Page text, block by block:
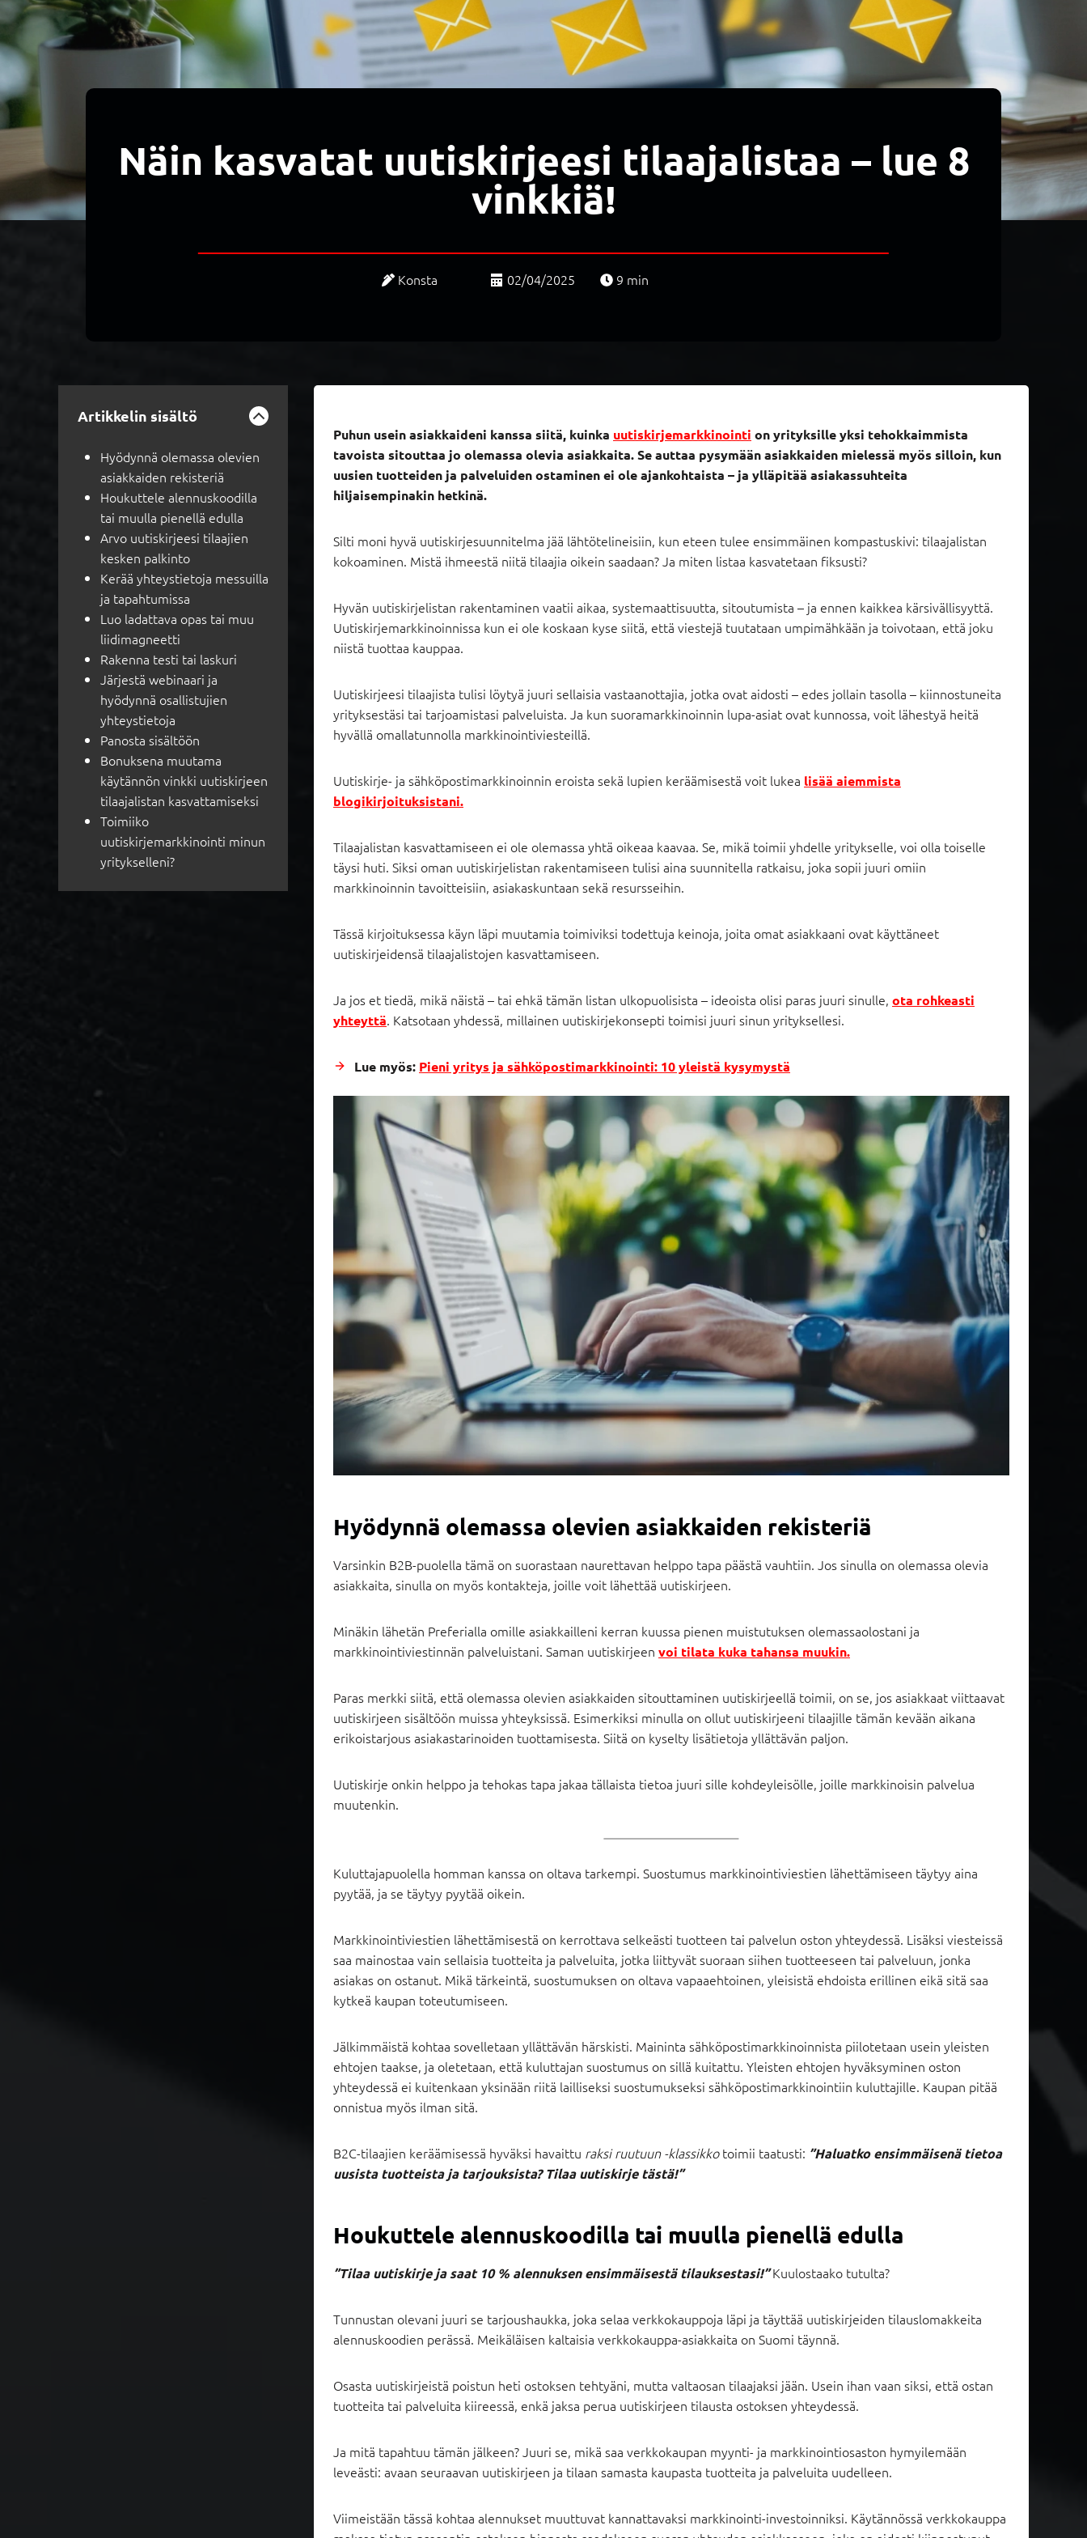
Näin kasvatat uutiskirjeesi tilaajalistaa – lue 8
vinkkiä!
Konsta 02/04/2025 9 min
Artikkelin sisältö
Hyödynnä olemassa olevien
asiakkaiden rekisteriä
Houkuttele alennuskoodilla
tai muulla pienellä edulla
Arvo uutiskirjeesi tilaajien
kesken palkinto
Kerää yhteystietoja messuilla
ja tapahtumissa
Luo ladattava opas tai muu
liidimagneetti
Rakenna testi tai laskuri
Järjestä webinaari ja
hyödynnä osallistujien
yhteystietoja
Panosta sisältöön
Bonuksena muutama
käytännön vinkki uutiskirjeen
tilaajalistan kasvattamiseksi
Toimiiko
uutiskirjemarkkinointi minun
yritykselleni?
Puhun usein asiakkaideni kanssa siitä, kuinka uutiskirjemarkkinointi on yrityksille yksi tehokkaimmista
tavoista sitouttaa jo olemassa olevia asiakkaita. Se auttaa pysymään asiakkaiden mielessä myös silloin, kun
uusien tuotteiden ja palveluiden ostaminen ei ole ajankohtaista – ja ylläpitää asiakassuhteita
hiljaisempinakin hetkinä.
Silti moni hyvä uutiskirjesuunnitelma jää lähtötelineisiin, kun eteen tulee ensimmäinen kompastuskivi: tilaajalistan
kokoaminen. Mistä ihmeestä niitä tilaajia oikein saadaan? Ja miten listaa kasvatetaan fiksusti?
Hyvän uutiskirjelistan rakentaminen vaatii aikaa, systemaattisuutta, sitoutumista – ja ennen kaikkea kärsivällisyyttä.
Uutiskirjemarkkinoinnissa kun ei ole koskaan kyse siitä, että viestejä tuutataan umpimähkään ja toivotaan, että joku
niistä tuottaa kauppaa.
Uutiskirjeesi tilaajista tulisi löytyä juuri sellaisia vastaanottajia, jotka ovat aidosti – edes jollain tasolla – kiinnostuneita
yrityksestäsi tai tarjoamistasi palveluista. Ja kun suoramarkkinoinnin lupa-asiat ovat kunnossa, voit lähestyä heitä
hyvällä omallatunnolla markkinointiviesteillä.
Uutiskirje- ja sähköpostimarkkinoinnin eroista sekä lupien keräämisestä voit lukea lisää aiemmista
blogikirjoituksistani.
Tilaajalistan kasvattamiseen ei ole olemassa yhtä oikeaa kaavaa. Se, mikä toimii yhdelle yritykselle, voi olla toiselle
täysi huti. Siksi oman uutiskirjelistan rakentamiseen tulisi aina suunnitella ratkaisu, joka sopii juuri omiin
markkinoinnin tavoitteisiin, asiakaskuntaan sekä resursseihin.
Tässä kirjoituksessa käyn läpi muutamia toimiviksi todettuja keinoja, joita omat asiakkaani ovat käyttäneet
uutiskirjeidensä tilaajalistojen kasvattamiseen.
Ja jos et tiedä, mikä näistä – tai ehkä tämän listan ulkopuolisista – ideoista olisi paras juuri sinulle, ota rohkeasti
yhteyttä. Katsotaan yhdessä, millainen uutiskirjekonsepti toimisi juuri sinun yrityksellesi.
Lue myös: Pieni yritys ja sähköpostimarkkinointi: 10 yleistä kysymystä
Hyödynnä olemassa olevien asiakkaiden rekisteriä
Varsinkin B2B-puolella tämä on suorastaan naurettavan helppo tapa päästä vauhtiin. Jos sinulla on olemassa olevia
asiakkaita, sinulla on myös kontakteja, joille voit lähettää uutiskirjeen.
Minäkin lähetän Preferialla omille asiakkailleni kerran kuussa pienen muistutuksen olemassaolostani ja
markkinointiviestinnän palveluistani. Saman uutiskirjeen voi tilata kuka tahansa muukin.
Paras merkki siitä, että olemassa olevien asiakkaiden sitouttaminen uutiskirjeellä toimii, on se, jos asiakkaat viittaavat
uutiskirjeen sisältöön muissa yhteyksissä. Esimerkiksi minulla on ollut uutiskirjeeni tilaajille tämän kevään aikana
erikoistarjous asiakastarinoiden tuottamisesta. Siitä on kyselty lisätietoja yllättävän paljon.
Uutiskirje onkin helppo ja tehokas tapa jakaa tällaista tietoa juuri sille kohdeyleisölle, joille markkinoisin palvelua
muutenkin.
Kuluttajapuolella homman kanssa on oltava tarkempi. Suostumus markkinointiviestien lähettämiseen täytyy aina
pyytää, ja se täytyy pyytää oikein.
Markkinointiviestien lähettämisestä on kerrottava selkeästi tuotteen tai palvelun oston yhteydessä. Lisäksi viesteissä
saa mainostaa vain sellaisia tuotteita ja palveluita, jotka liittyvät suoraan siihen tuotteeseen tai palveluun, jonka
asiakas on ostanut. Mikä tärkeintä, suostumuksen on oltava vapaaehtoinen, yleisistä ehdoista erillinen eikä sitä saa
kytkeä kaupan toteutumiseen.
Jälkimmäistä kohtaa sovelletaan yllättävän härskisti. Maininta sähköpostimarkkinoinnista piilotetaan usein yleisten
ehtojen taakse, ja oletetaan, että kuluttajan suostumus on sillä kuitattu. Yleisten ehtojen hyväksyminen oston
yhteydessä ei kuitenkaan yksinään riitä lailliseksi suostumukseksi sähköpostimarkkinointiin kuluttajille. Kaupan pitää
onnistua myös ilman sitä.
B2C-tilaajien keräämisessä hyväksi havaittu raksi ruutuun -klassikkotoimii taatusti: ”Haluatko ensimmäisenä tietoa
uusista tuotteista ja tarjouksista? Tilaa uutiskirje tästä!”
Houkuttele alennuskoodilla tai muulla pienellä edulla
”Tilaa uutiskirje ja saat 10 % alennuksen ensimmäisestä tilauksestasi!”Kuulostaako tutulta?
Tunnustan olevani juuri se tarjoushaukka, joka selaa verkkokauppoja läpi ja täyttää uutiskirjeiden tilauslomakkeita
alennuskoodien perässä. Meikäläisen kaltaisia verkkokauppa-asiakkaita on Suomi täynnä.
Osasta uutiskirjeistä poistun heti ostoksen tehtyäni, mutta valtaosan tilaajaksi jään. Usein ihan vaan siksi, että ostan
tuotteita tai palveluita kiireessä, enkä jaksa perua uutiskirjeen tilausta ostoksen yhteydessä.
Ja mitä tapahtuu tämän jälkeen? Juuri se, mikä saa verkkokaupan myynti- ja markkinointiosaston hymyilemään
leveästi: avaan seuraavan uutiskirjeen ja tilaan samasta kaupasta tuotteita ja palveluita uudelleen.
Viimeistään tässä kohtaa alennukset muuttuvat kannattavaksi markkinointi-investoinniksi. Käytännössä verkkokauppa